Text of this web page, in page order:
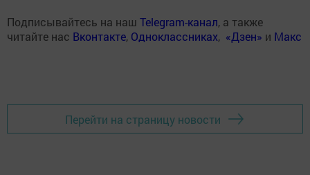
Подписывайтесь на наш Telegram-канал, а также
читайте нас Вконтакте, Одноклассниках, «Дзен» и Макс
Перейти на страницу новости